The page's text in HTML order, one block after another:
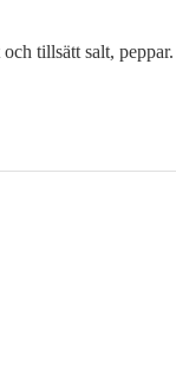
tillsätt salt, peppar.